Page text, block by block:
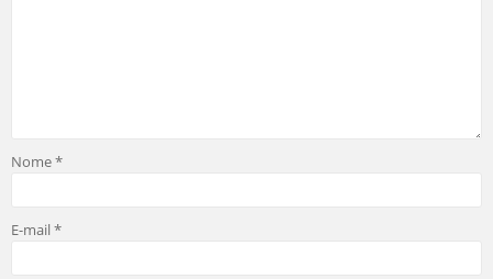
Nome*
E-mail*